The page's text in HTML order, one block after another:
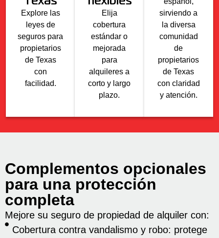
Explore las
leyes de
seguros para
propietarios
de Texas
con
facilidad.
Elija
cobertura
estándar o
mejorada
para
alquileres a
corto y largo
plazo.
sirviendo a
la diversa
comunidad
de
propietarios
de Texas
con claridad
y atención.
Complementos opcionales
para una protección
completa
Mejore su seguro de propiedad de alquiler con:
Cobertura contra vandalismo y robo: protege